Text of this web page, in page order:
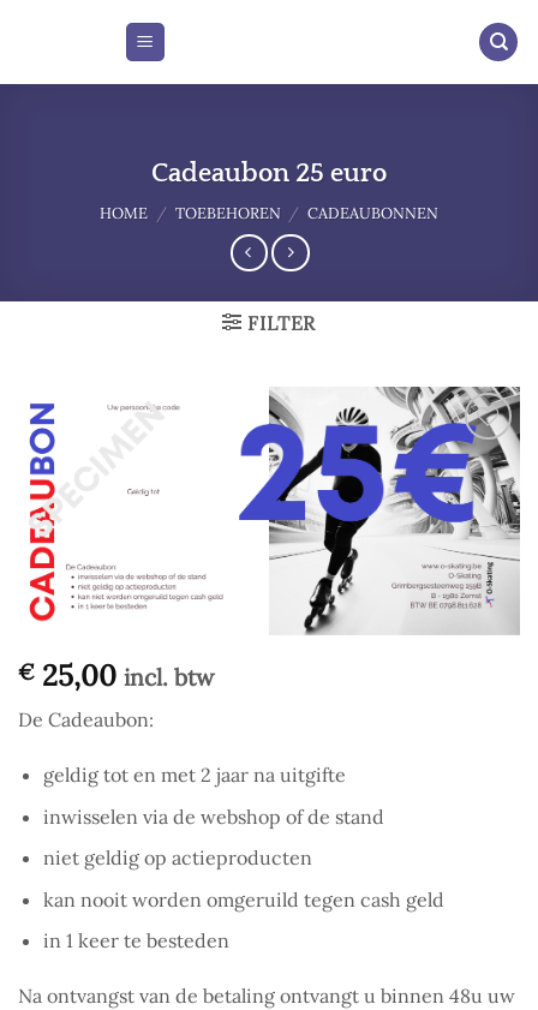
Cadeaubon 25 euro
HOME / TOEBEHOREN / CADEAUBONNEN
FILTER
Add to
wishlist
€ 25,00 incl. btw
De Cadeaubon:
geldig tot en met 2 jaar na uitgifte
inwisselen via de webshop of de stand
niet geldig op actieproducten
kan nooit worden omgeruild tegen cash geld
in 1 keer te besteden
Na ontvangst van de betaling ontvangt u binnen 48u uw